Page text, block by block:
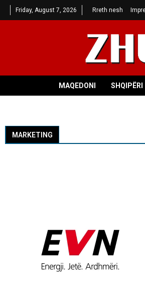
Friday, August 7, 2026 Rreth nesh
MAQEDONI SHQIPËRI
MARKETING